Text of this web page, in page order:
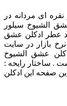
ای مردانه در
الشیوخ سیلور
عطر ادکلن عشق
بازار در سایت
عشق الشیوخ
. ساختار رایحه :
صفحه این ادکلن